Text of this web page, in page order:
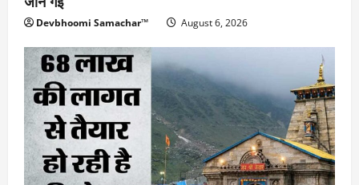
Devbhoomi Samachar™ August 6, 2026